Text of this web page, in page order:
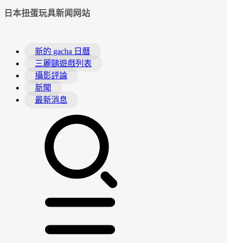
日本扭蛋玩具新闻网站
新的 gacha 日曆
三麗鷗遊戲列表
攝影評論
新聞
最新消息